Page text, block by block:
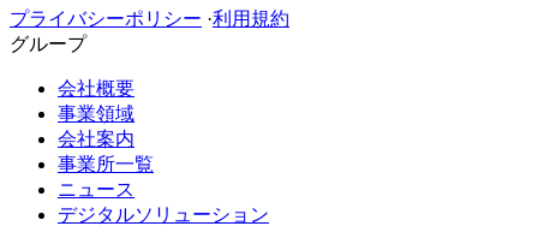
プライバシーポリシー ·利用規約
グループ
会社概要
事業領域
会社案内
事業所一覧
ニュース
デジタルソリューション